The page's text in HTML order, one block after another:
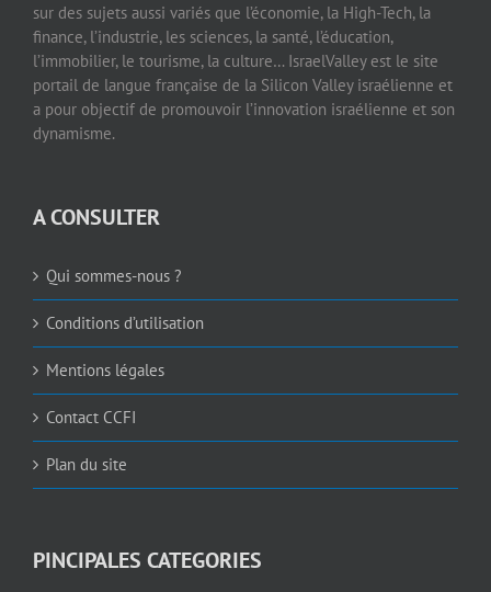
sur des sujets aussi variés que l’économie, la High-Tech, la
finance, l’industrie, les sciences, la santé, l’éducation,
l’immobilier, le tourisme, la culture… IsraelValley est le site
portail de langue française de la Silicon Valley israélienne et
a pour objectif de promouvoir l’innovation israélienne et son
dynamisme.
A CONSULTER
Qui sommes-nous ?
Conditions d’utilisation
Mentions légales
Contact CCFI
Plan du site
PINCIPALES CATEGORIES